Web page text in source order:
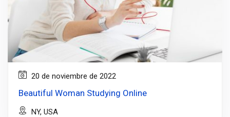
20 de noviembre de 2022
Beautiful Woman Studying Online
NY, USA